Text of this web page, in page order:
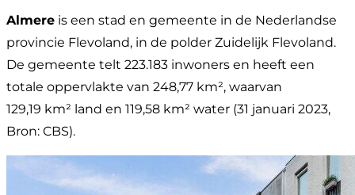
Almere is een stad en gemeente in de Nederlandse
provincie Flevoland, in de polder Zuidelijk Flevoland.
De gemeente telt 223.183 inwoners en heeft een
totale oppervlakte van 248,77 km², waarvan
129,19 km² land en 119,58 km² water (31 januari 2023,
Bron: CBS).